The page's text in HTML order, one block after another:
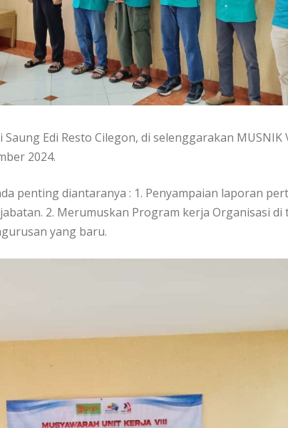
Edi Resto Cilegon, di selenggarakan MUSNIK
2024.
penting diantaranya : 1. Penyampaian laporan
2. Merumuskan Program kerja Organisasi di
yang baru.